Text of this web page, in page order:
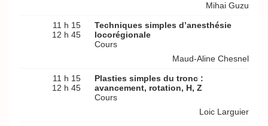
Mihai Guzu
11 h 15
12 h 45
Techniques simples d’anesthésie
locorégionale
Cours
Maud-Aline Chesnel
11 h 15
12 h 45
Plasties simples du tronc :
avancement, rotation, H, Z
Cours
Loic Larguier